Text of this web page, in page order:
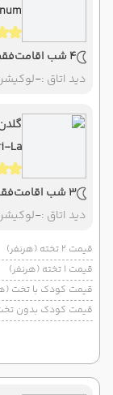
4 شب اقامت
دید اتاق :-
La
3 شب اقامت
دید اتاق :-
قیمت 2 تخته (هرنفر)
قیمت 1 تخته (هرنفر)
قیمت کودک با تخت
قیمت کودک بدون